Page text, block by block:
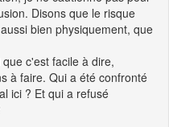
Disons que le risque
bien physiquement, que
c'est facile à dire,
à faire. Qui a été confronté
ici ? Et qui a refusé